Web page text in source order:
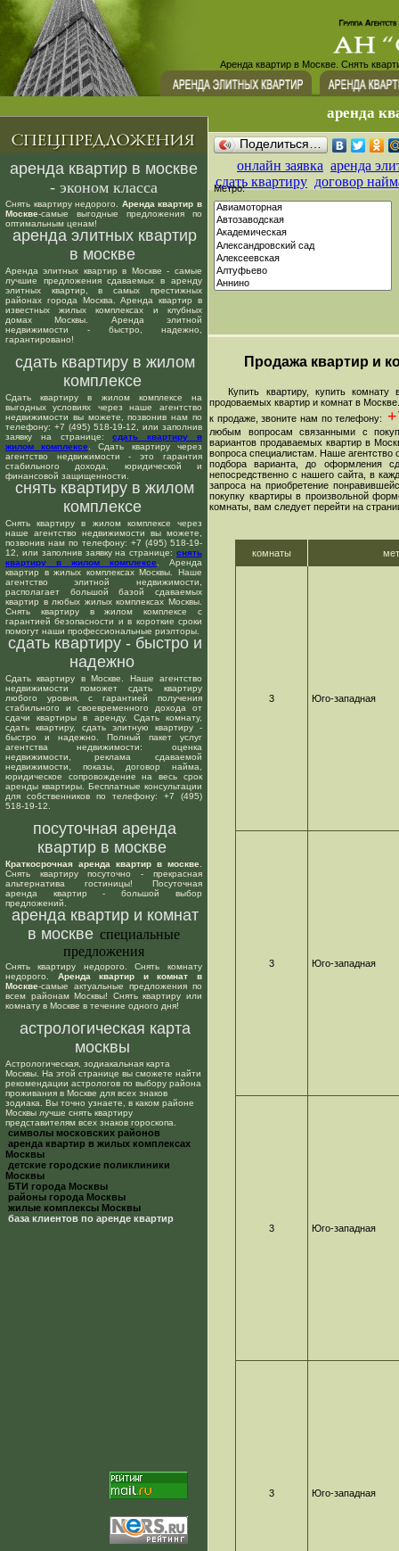
Аренда квартир в Москве. Снять
аренда
аренда квартир в москве
- эконом класса
Снять квартиру недорого. Аренда квартир в
Москве-самые выгодные предложения по
оптимальным ценам!
аренда элитных квартир
в москве
Аренда элитных квартир в Москве - самые
лучшие предложения сдаваемых в аренду
элитных квартир, в самых престижных
районах города Москва. Аренда квартир в
известных жилых комплексах и клубных
домах Москвы. Аренда элитной
недвижимости - быстро, надежно,
гарантировано!
сдать квартиру в жилом
комплексе
Сдать квартиру в жилом комплексе на
выгодных условиях через наше агентство
недвижимости вы можете, позвонив нам по
телефону: +7 (495) 518-19-12, или заполнив
заявку на странице:сдать квартиру в
жилом комплексе . Сдать квартиру через
агентство недвижимости - это гарантия
стабильного дохода, юридической и
финансовой защищенности.
снять квартиру в жилом
комплексе
Снять квартиру в жилом комплексе через
наше агентство недвижимости вы можете,
позвонив нам по телефону: +7 (495) 518-19-
12, или заполнив заявку на странице: снять
квартиру в жилом комплексе . Аренда
квартир в жилых комплексах Москвы. Наше
агентство элитной недвижимости,
располагает большой базой сдаваемых
квартир в любых жилых комплексах Москвы.
Снять квартиру в жилом комплексе с
гарантией безопасности и в короткие сроки
помогут наши профессиональные риэлторы.
сдать квартиру - быстро и
надежно
Сдать квартиру в Москве. Наше агентство
недвижимости поможет сдать квартиру
любого уровня, с гарантией получения
стабильного и своевременного дохода от
сдачи квартиры в аренду. Сдать комнату,
сдать квартиру, сдать элитную квартиру -
быстро и надежно. Полный пакет услуг
агентства недвижимости: оценка
недвижимости, реклама сдаваемой
недвижимости, показы, договор найма,
юридическое сопровождение на весь срок
аренды квартиры. Бесплатные консультации
для собственников по телефону: +7 (495)
518-19-12.
посуточная аренда
квартир в москве
Краткосрочная аренда квартир в москве
Снять квартиру посуточно - прекрасная
альтернатива гостиницы! Посуточная
аренда квартир - большой выбор
предложений.
аренда квартир и комнат
в москве специальные
предложения
Снять квартиру недорого. Снять комнату
недорого. Аренда квартир и комнат в
Москве-самые актуальные предложения по
всем районам Москвы! Снять квартиру или
комнату в Москве в течение одного дня!
астрологическая карта
москвы
Астрологическая, зодиакальная карта
Москвы. На этой странице вы сможете найти
рекомендации астрологов по выбору района
проживания в Москве для всех знаков
зодиака. Вы точно узнаете, в каком районе
Москвы лучше снять квартиру
представителям всех знаков гороскопа.
cимволы московских районов
аренда квартир в жилых комплексах
Москвы
детские городские поликлиники
Москвы
БТИ города Москвы
районы города Москвы
жилые комплексы Москвы
база клиентов по аренде квартир
Поделиться…
онлайн заявка аренда
сдать квартиру договор
Метро:
Продажа квартир и
Купить квартиру, купить комнату
продоваемых квартир и комнат в
к продаже, звоните нам по телефону:
любым вопросам связанными с
вариантов продаваемых квартир в
вопроса специалистам. Наше агентство
подбора варианта, до оформления
непосредственно с нашего сайта, в
запроса на приобретение
покупку квартиры в произвольной
комнаты, вам следует перейти на
комнаты
3 Юго-западная
3 Юго-западная
3 Юго-западная
3 Юго-западная